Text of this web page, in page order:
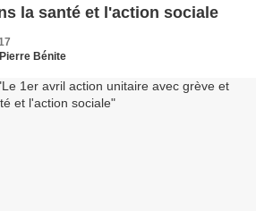
la santé et l'action sociale
Bénite